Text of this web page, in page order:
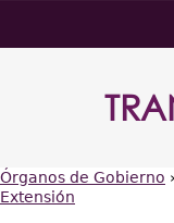
Usted
Órganos de Gobierno ›
Extensión